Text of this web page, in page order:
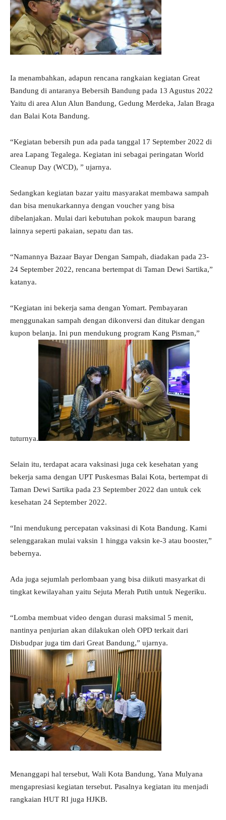
Ia menambahkan, adapun rencana rangkaian kegiatan Great
Bandung di antaranya Bebersih Bandung pada 13 Agustus 2022
Yaitu di area Alun Alun Bandung, Gedung Merdeka, Jalan Braga
dan Balai Kota Bandung.
“Kegiatan bebersih pun ada pada tanggal 17 September 2022 di
area Lapang Tegalega. Kegiatan ini sebagai peringatan World
Cleanup Day (WCD), ” ujarnya.
Sedangkan kegiatan bazar yaitu masyarakat membawa sampah
dan bisa menukarkannya dengan voucher yang bisa
dibelanjakan. Mulai dari kebutuhan pokok maupun barang
lainnya seperti pakaian, sepatu dan tas.
“Namannya Bazaar Bayar Dengan Sampah, diadakan pada 23-
24 September 2022, rencana bertempat di Taman Dewi Sartika,”
katanya.
“Kegiatan ini bekerja sama dengan Yomart. Pembayaran
menggunakan sampah dengan dikonversi dan ditukar dengan
kupon belanja. Ini pun mendukung program Kang Pisman,”
tuturnya.
Selain itu, terdapat acara vaksinasi juga cek kesehatan yang
bekerja sama dengan UPT Puskesmas Balai Kota, bertempat di
Taman Dewi Sartika pada 23 September 2022 dan untuk cek
kesehatan 24 September 2022.
“Ini mendukung percepatan vaksinasi di Kota Bandung. Kami
selenggarakan mulai vaksin 1 hingga vaksin ke-3 atau booster,”
bebernya.
Ada juga sejumlah perlombaan yang bisa diikuti masyarkat di
tingkat kewilayahan yaitu Sejuta Merah Putih untuk Negeriku.
“Lomba membuat video dengan durasi maksimal 5 menit,
nantinya penjurian akan dilakukan oleh OPD terkait dari
Disbudpar juga tim dari Great Bandung,” ujarnya.
Menanggapi hal tersebut, Wali Kota Bandung, Yana Mulyana
mengapresiasi kegiatan tersebut. Pasalnya kegiatan itu menjadi
rangkaian HUT RI juga HJKB.